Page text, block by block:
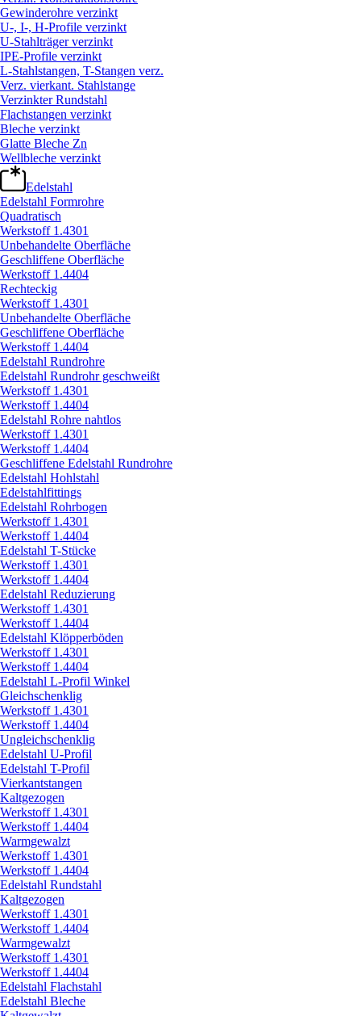
Gewinderohre verzinkt
U-, I-, H-Profile verzinkt
U-Stahlträger verzinkt
IPE-Profile verzinkt
L-Stahlstangen, T-Stangen verz.
Verz. vierkant. Stahlstange
Verzinkter Rundstahl
Flachstangen verzinkt
Bleche verzinkt
Glatte Bleche Zn
Wellbleche verzinkt
Edelstahl
Edelstahl Formrohre
Quadratisch
Werkstoff 1.4301
Unbehandelte Oberfläche
Geschliffene Oberfläche
Werkstoff 1.4404
Rechteckig
Werkstoff 1.4301
Unbehandelte Oberfläche
Geschliffene Oberfläche
Werkstoff 1.4404
Edelstahl Rundrohre
Edelstahl Rundrohr geschweißt
Werkstoff 1.4301
Werkstoff 1.4404
Edelstahl Rohre nahtlos
Werkstoff 1.4301
Werkstoff 1.4404
Geschliffene Edelstahl Rundrohre
Edelstahl Hohlstahl
Edelstahlfittings
Edelstahl Rohrbogen
Werkstoff 1.4301
Werkstoff 1.4404
Edelstahl T-Stücke
Werkstoff 1.4301
Werkstoff 1.4404
Edelstahl Reduzierung
Werkstoff 1.4301
Werkstoff 1.4404
Edelstahl Klöpperböden
Werkstoff 1.4301
Werkstoff 1.4404
Edelstahl L-Profil Winkel
Gleichschenklig
Werkstoff 1.4301
Werkstoff 1.4404
Ungleichschenklig
Edelstahl U-Profil
Edelstahl T-Profil
Vierkantstangen
Kaltgezogen
Werkstoff 1.4301
Werkstoff 1.4404
Warmgewalzt
Werkstoff 1.4301
Werkstoff 1.4404
Edelstahl Rundstahl
Kaltgezogen
Werkstoff 1.4301
Werkstoff 1.4404
Warmgewalzt
Werkstoff 1.4301
Werkstoff 1.4404
Edelstahl Flachstahl
Edelstahl Bleche